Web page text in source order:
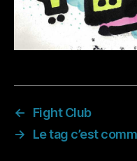
←
Fight Club
→
Le tag c’est